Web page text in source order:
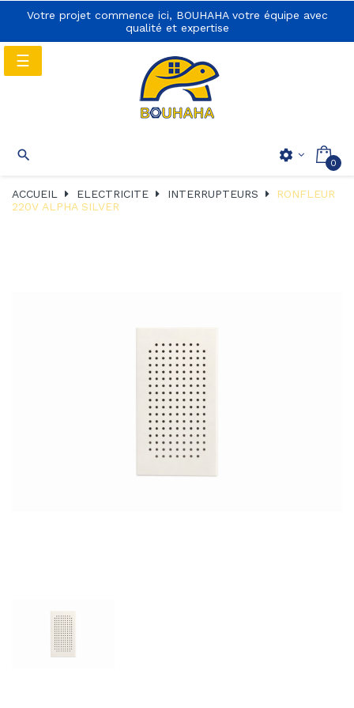
Votre projet commence ici, BOUHAHA votre équipe avec
qualité et expertise

navigation
settings 0
Basculer
la
☰
ACCUEIL ELECTRICITE INTERRUPTEURS
RONFLEUR
220V ALPHA SILVER